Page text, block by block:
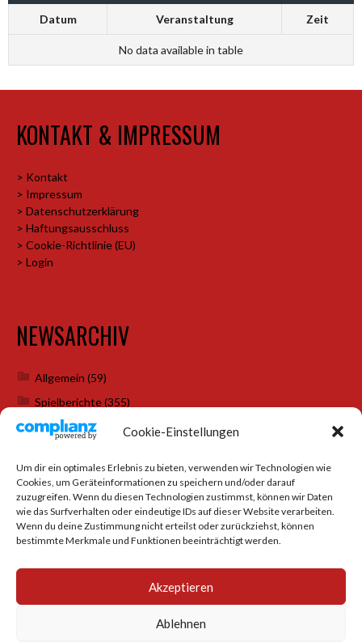
Cookie-Einstellungen
Um dir ein optimales Erlebnis zu bieten, verwenden wir Technologien wie
Cookies, um Geräteinformationen zu speichern und/oder darauf
zuzugreifen. Wenn du diesen Technologien zustimmst, können wir Daten
wie das Surfverhalten oder eindeutige IDs auf dieser Website verarbeiten.
Wenn du deine Zustimmung nicht erteilst oder zurückziehst, können
bestimmte Merkmale und Funktionen beeinträchtigt werden.
Akzeptieren
Ablehnen
Datum Veranstaltung Zeit
No data available in table
KONTAKT & IMPRESSUM
> Kontakt
> Impressum
> Datenschutzerklärung
> Haftungsausschluss
> Cookie-Richtlinie (EU)
> Login
NEWSARCHIV
Allgemein (59)
Spielberichte(355)
Weihnachtsfeiern(7)
SOCIAL MEDIA